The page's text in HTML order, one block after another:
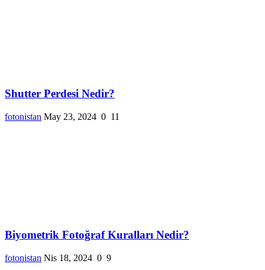
Shutter Perdesi Nedir?
fotonistan May 23, 2024 0 11
Biyometrik Fotoğraf Kuralları Nedir?
fotonistan Nis 18, 2024 0 9